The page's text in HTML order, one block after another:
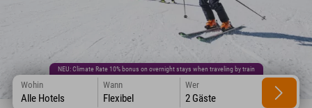
NEU: Climate Rate 10% bonus on overnight stays when traveling by train
Wohin
Alle Hotels
Wann
Flexibel
Wer
2 Gäste